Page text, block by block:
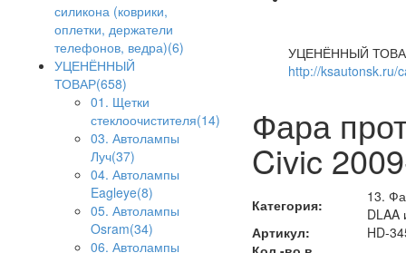
силикона (коврики,
оплетки, держатели
телефонов, ведра)(6)
УЦЕНЁННЫЙ
ТОВАР(658)
01. Щетки
стеклоочистителя(14)
03. Автолампы
Луч(37)
04. Автолампы
Eagleye(8)
05. Автолампы
Osram(34)
06. Автолампы
УЦЕНЁННЫЙ
http://ksautonsk.ru/
Фара
Civic
Категория:
13.
DLAA
Артикул:
HD-